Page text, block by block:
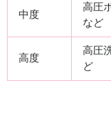
中度
高圧
など
高度
高圧
ど